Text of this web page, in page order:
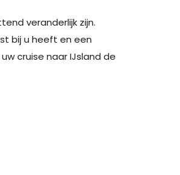
veranderlijk zijn.
bij u heeft en een
cruise naar IJsland de